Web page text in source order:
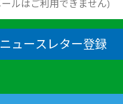
ニュースレター登録